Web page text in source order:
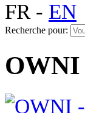
FR- EN
Recherche pour:
OWNI